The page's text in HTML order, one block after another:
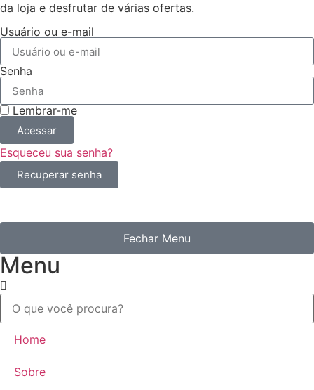
da loja e desfrutar de várias ofertas.
Usuário ou e-mail
Senha
Lembrar-me
Acessar
Esqueceu sua senha?
Recuperar senha
Fechar Menu
Menu
Home
Sobre